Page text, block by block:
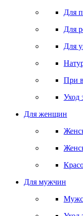
Для
Для
Для
При
Уход
Для женщин
Для мужчин